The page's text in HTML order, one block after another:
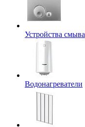
Устройства смыва
Водонагреватели